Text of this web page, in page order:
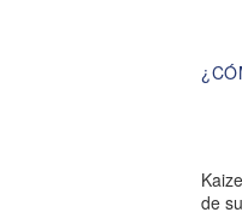
de